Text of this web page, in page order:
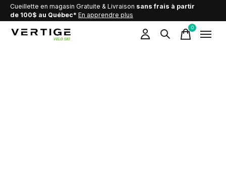
Cueillette en magasin Gratuite & Livraison sans frais à partir
de 100$ au Québec* En apprendre plus
0items